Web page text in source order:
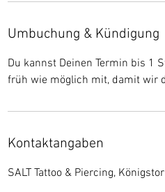
Umbuchung & Kündigung
Du kannst Deinen Termin bis 1
früh wie möglich mit, damit wir
Kontaktangaben
SALT Tattoo & Piercing,